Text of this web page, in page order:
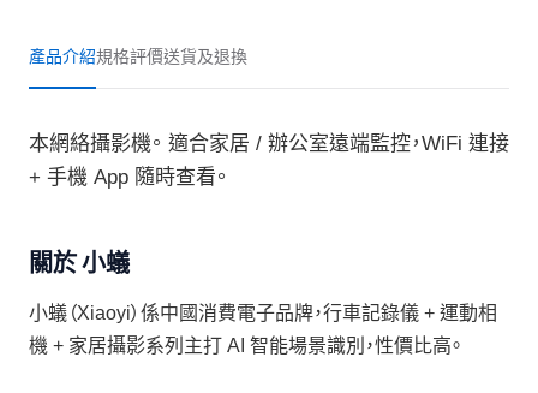
產品介紹規格評價送貨及退換
本網絡攝影機。 適合家居 / 辦公室遠端監控，WiFi 連接
+ 手機 App 隨時查看。
關於 小蟻
小蟻（Xiaoyi）係中國消費電子品牌，行車記錄儀 + 運動相
機 + 家居攝影系列主打 AI 智能場景識別，性價比高。